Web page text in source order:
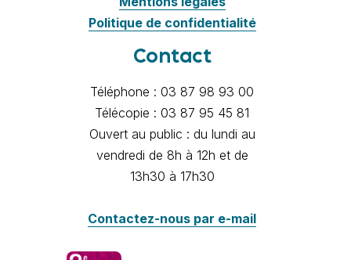
Politique de confidentialité
Contact
Téléphone : 03 87 98 93 00
Télécopie : 03 87 95 45 81
Ouvert au public : du lundi au
vendredi de 8h à 12h et de
13h30 à 17h30
Contactez-nous par e-mail